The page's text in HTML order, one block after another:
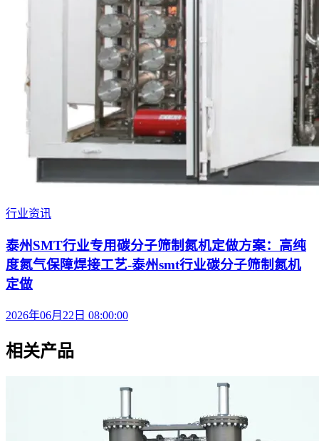
行业资讯
泰州SMT行业专用碳分子筛制氮机定做方案：高纯
度氮气保障焊接工艺-泰州smt行业碳分子筛制氮机
定做
2026年06月22日 08:00:00
相关产品